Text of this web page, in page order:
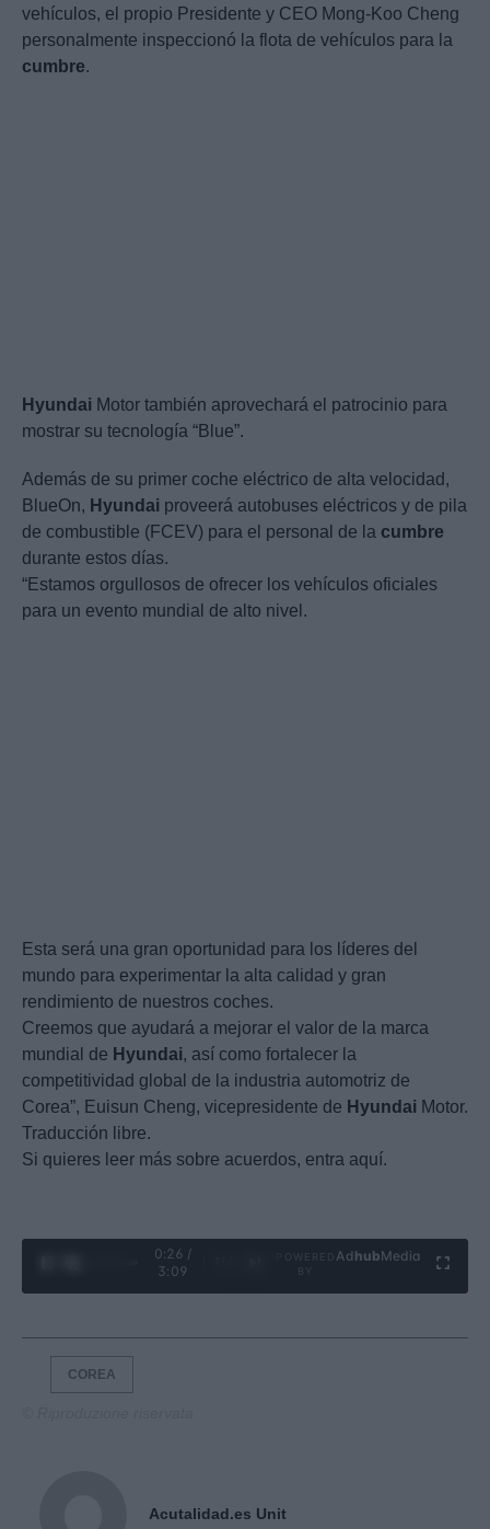
vehículos, el propio Presidente y CEO Mong-Koo Cheng
personalmente inspeccionó la flota de vehículos para la
cumbre.
Hyundai Motor también aprovechará el patrocinio para
mostrar su tecnología “Blue”.
Además de su primer coche eléctrico de alta velocidad,
BlueOn, Hyundai proveerá autobuses eléctricos y de pila
de combustible (FCEV) para el personal de la cumbre
durante estos días.
“Estamos orgullosos de ofrecer los vehículos oficiales
para un evento mundial de alto nivel.
Esta será una gran oportunidad para los líderes del
mundo para experimentar la alta calidad y gran
rendimiento de nuestros coches.
Creemos que ayudará a mejorar el valor de la marca
mundial de Hyundai, así como fortalecer la
competitividad global de la industria automotriz de
Corea”, Euisun Cheng, vicepresidente de Hyundai Motor.
Traducción libre.
Si quieres leer más sobre acuerdos, entra aquí.
0:28 /
3:09
Ad hubMedia
COREA
Acutalidad.es Unit